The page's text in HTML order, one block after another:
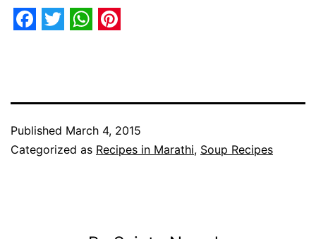
Published March 4, 2015
Categorized as Recipes in Marathi, Soup Recipes